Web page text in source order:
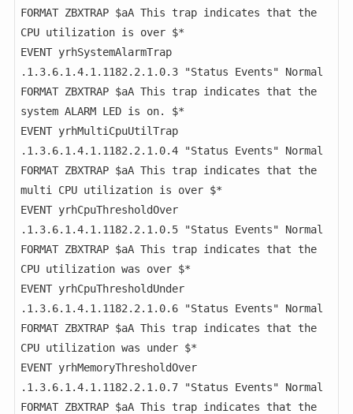
FORMAT ZBXTRAP $aA This trap indicates that the
CPU utilization is over $*
EVENT yrhSystemAlarmTrap
.1.3.6.1.4.1.1182.2.1.0.3 "Status Events" Normal
FORMAT ZBXTRAP $aA This trap indicates that the
system ALARM LED is on. $*
EVENT yrhMultiCpuUtilTrap
.1.3.6.1.4.1.1182.2.1.0.4 "Status Events" Normal
FORMAT ZBXTRAP $aA This trap indicates that the
multi CPU utilization is over $*
EVENT yrhCpuThresholdOver
.1.3.6.1.4.1.1182.2.1.0.5 "Status Events" Normal
FORMAT ZBXTRAP $aA This trap indicates that the
CPU utilization was over $*
EVENT yrhCpuThresholdUnder
.1.3.6.1.4.1.1182.2.1.0.6 "Status Events" Normal
FORMAT ZBXTRAP $aA This trap indicates that the
CPU utilization was under $*
EVENT yrhMemoryThresholdOver
.1.3.6.1.4.1.1182.2.1.0.7 "Status Events" Normal
FORMAT ZBXTRAP $aA This trap indicates that the